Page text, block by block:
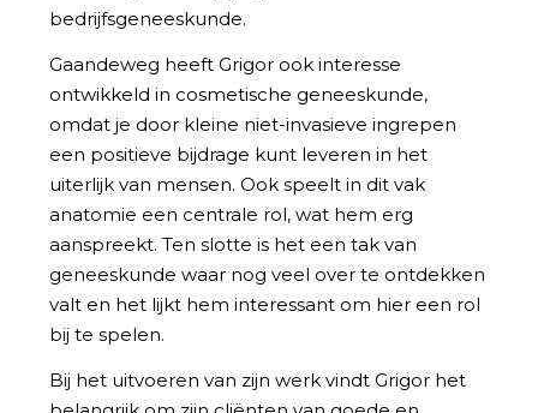
bedrijfsgeneeskunde.
Gaandeweg heeft Grigor ook interesse
ontwikkeld in cosmetische geneeskunde,
omdat je door kleine niet-invasieve ingrepen
een positieve bijdrage kunt leveren in het
uiterlijk van mensen. Ook speelt in dit vak
anatomie een centrale rol, wat hem erg
aanspreekt. Ten slotte is het een tak van
geneeskunde waar nog veel over te ontdekken
valt en het lijkt hem interessant om hier een rol
bij te spelen.
Bij het uitvoeren van zijn werk vindt Grigor het